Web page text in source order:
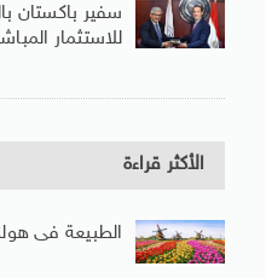
سفير باكستان
للاستثمار
الأكثر قراءة
الطبيعة فى